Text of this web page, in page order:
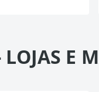
LOJAS E